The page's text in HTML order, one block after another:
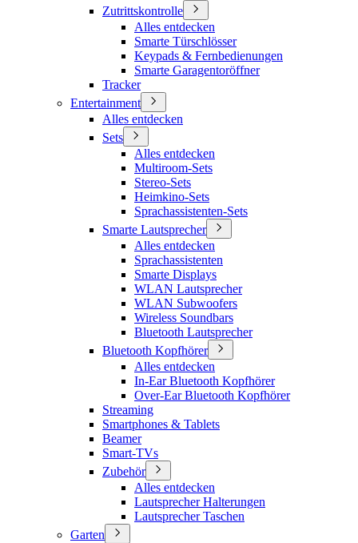
Zutrittskontrolle
Alles entdecken
Smarte Türschlösser
Keypads & Fernbedienungen
Smarte Garagentoröffner
Tracker
Entertainment
Alles entdecken
Sets
Alles entdecken
Multiroom-Sets
Stereo-Sets
Heimkino-Sets
Sprachassistenten-Sets
Smarte Lautsprecher
Alles entdecken
Sprachassistenten
Smarte Displays
WLAN Lautsprecher
WLAN Subwoofers
Wireless Soundbars
Bluetooth Lautsprecher
Bluetooth Kopfhörer
Alles entdecken
In-Ear Bluetooth Kopfhörer
Over-Ear Bluetooth Kopfhörer
Streaming
Smartphones & Tablets
Beamer
Smart-TVs
Zubehör
Alles entdecken
Lautsprecher Halterungen
Lautsprecher Taschen
Garten